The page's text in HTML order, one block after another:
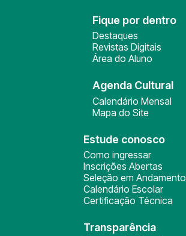
Fique por dentro
Destaques
Revistas Digitais
Área do Aluno
Agenda Cultural
Calendário Mensal
Mapa do Site
Estude conosco
Como ingressar
Inscrições Abertas
Seleção em Andamento
Calendário Escolar
Certificação Técnica
Transparência